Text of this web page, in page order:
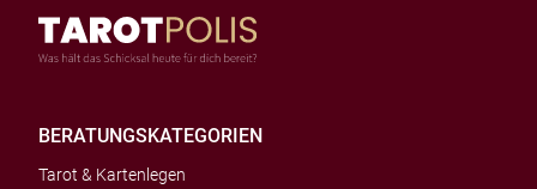
BERATUNGSKATEGORIEN
Tarot & Kartenlegen